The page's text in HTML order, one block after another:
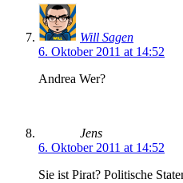
Will Sagen
6. Oktober 2011 at 14:52
Andrea Wer?
Jens
6. Oktober 2011 at 14:52
Sie ist Pirat? Politische